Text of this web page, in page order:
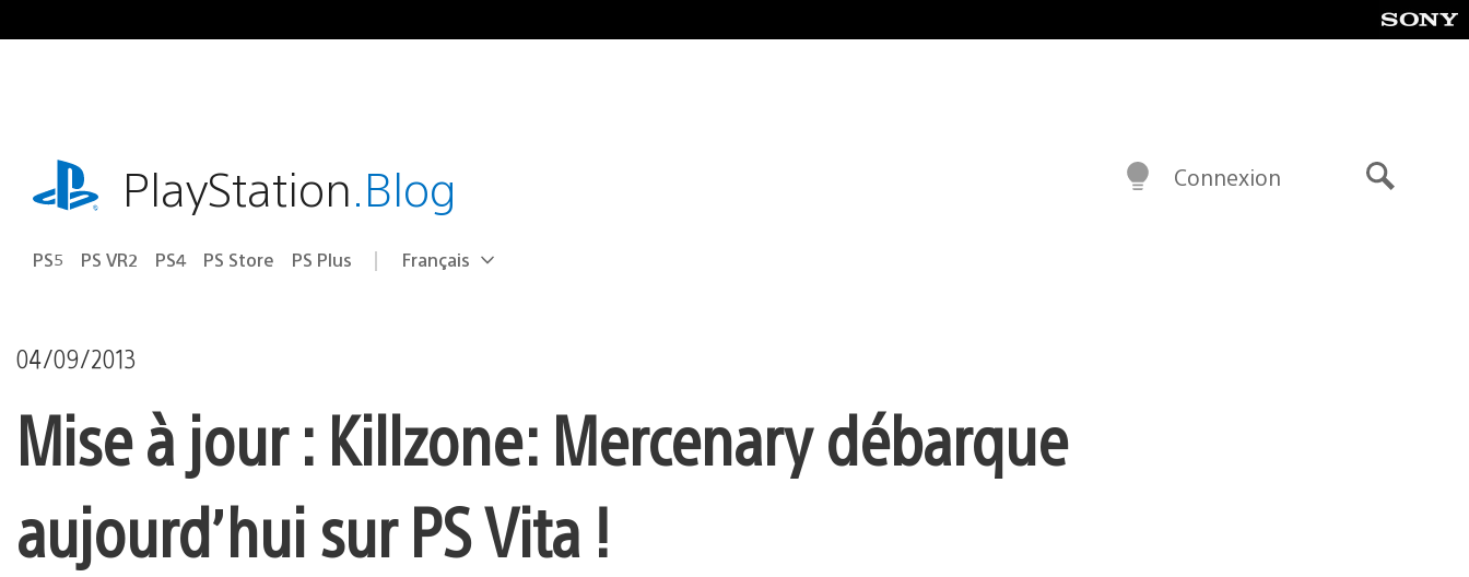
au
playstation.comPlayStation.Blog
PS5 PS VR2 PS4 PS Store PS Plus Choisir
Région
Français
Connexion
04/09/2013
Mise à jour : Killzone: Mercenary débarque
aujourd’hui sur PS Vita !